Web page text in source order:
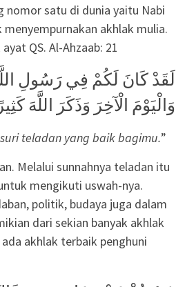
satu di dunia yaitu Nabi
menyempurnakan akhlak mulia.
QS. Al-Ahzaab: 21
لَقَدْ كَانَ لَكُمْ فِي رَسُولِ
وَالْيَوْمَ الْآخِرَ وَذَكَرَ اللَّهَ
teladan yang baik bagimu.”
Melalui sunnahnya teladan itu
mengikuti uswah-nya.
politik, budaya juga dalam
dari sekian banyak akhlak
akhlak terbaik penghuni